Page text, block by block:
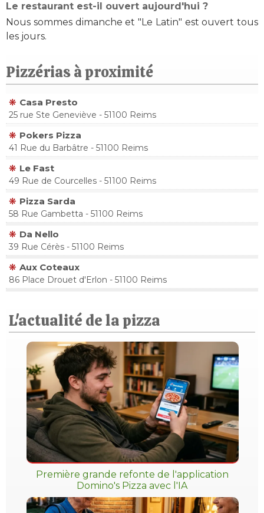
Le restaurant est-il ouvert aujourd'hui ?
Nous sommes dimanche et "Le Latin" est ouvert tous
les jours.
Pizzérias à proximité
Casa Presto
25 rue Ste Geneviève - 51100 Reims
Pokers Pizza
41 Rue du Barbâtre - 51100 Reims
Le Fast
49 Rue de Courcelles - 51100 Reims
Pizza Sarda
58 Rue Gambetta - 51100 Reims
Da Nello
39 Rue Cérès - 51100 Reims
Aux Coteaux
86 Place Drouet d'Erlon - 51100 Reims
L'actualité de la pizza
Première grande refonte de l'application
Domino's Pizza avec l'IA